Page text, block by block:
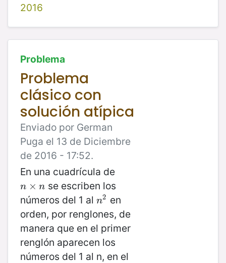
2016
Problema
Problema
clásico con
solución atípica
Enviado por German
Puga el 13 de Diciembre
de 2016 - 17:52.
En una cuadrícula de
n × n
n×n
se escriben los
números del 1 al n2
n2 en
orden, por renglones, de
manera que en el primer
renglón aparecen los
números del 1 al n, en el